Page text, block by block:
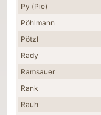
Py (Pie)
Pöhlmann
Pötzl
Rady
Ramsauer
Rank
Rauh